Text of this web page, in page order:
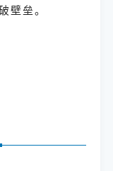
壁垒。